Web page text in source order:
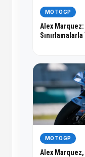
MOTOGP
Alex
MOTOGP
Alex